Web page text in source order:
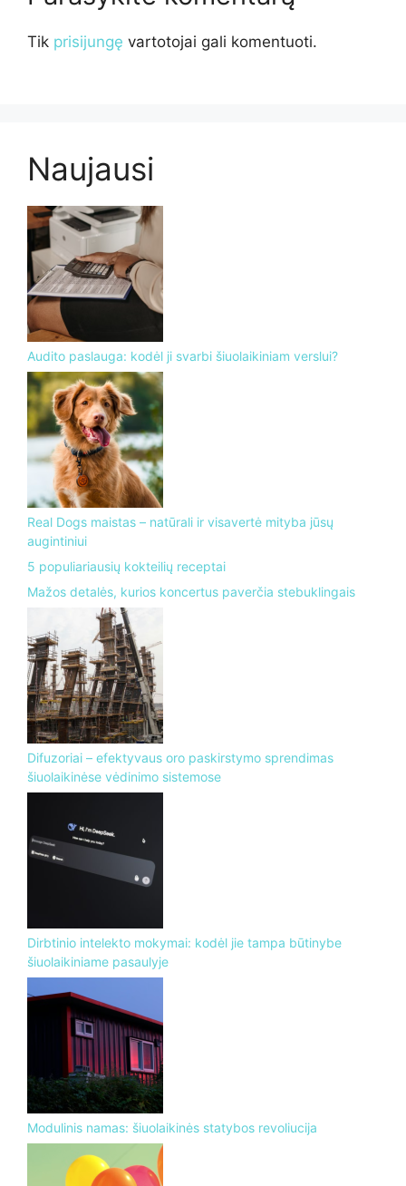
Tik prisijungę vartotojai gali komentuoti.
Naujausi
Audito paslauga: kodėl ji svarbi šiuolaikiniam verslui?
Real Dogs maistas – natūrali ir visavertė mityba jūsų
augintiniui
5 populiariausių kokteilių receptai
Mažos detalės, kurios koncertus paverčia stebuklingais
Difuzoriai – efektyvaus oro paskirstymo sprendimas
šiuolaikinėse vėdinimo sistemose
Dirbtinio intelekto mokymai: kodėl jie tampa būtinybe
šiuolaikiniame pasaulyje
Modulinis namas: šiuolaikinės statybos revoliucija